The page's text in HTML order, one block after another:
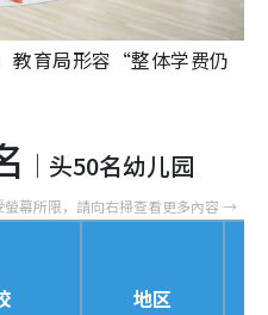
教育局形容“整体学费仍
｜头50名幼儿园
地区